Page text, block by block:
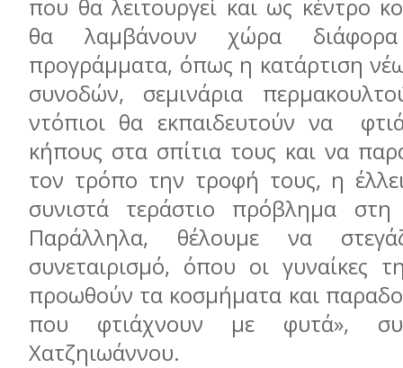
που θα λειτουργεί και ως κέντρο
θα λαμβάνουν χώρα διάφορα
προγράμματα, όπως η κατάρτιση
συνοδών, σεμινάρια
ντόπιοι θα εκπαιδευτούν να
κήπους στα σπίτια τους και να
τον τρόπο την τροφή τους, η
συνιστά τεράστιο πρόβλημα στη
Παράλληλα, θέλουμε να
συνεταιρισμό, όπου οι γυναίκες
προωθούν τα κοσμήματα και
που φτιάχνουν με φυτά»,
Χατζηιωάννου.